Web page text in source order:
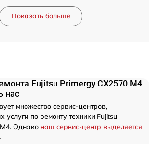
Показать больше
Fujitsu Primergy CX2570 M4
нас
множество сервис-центров,
услуги по ремонту техники Fujitsu
Однако наш сервис-центр выделяется
.